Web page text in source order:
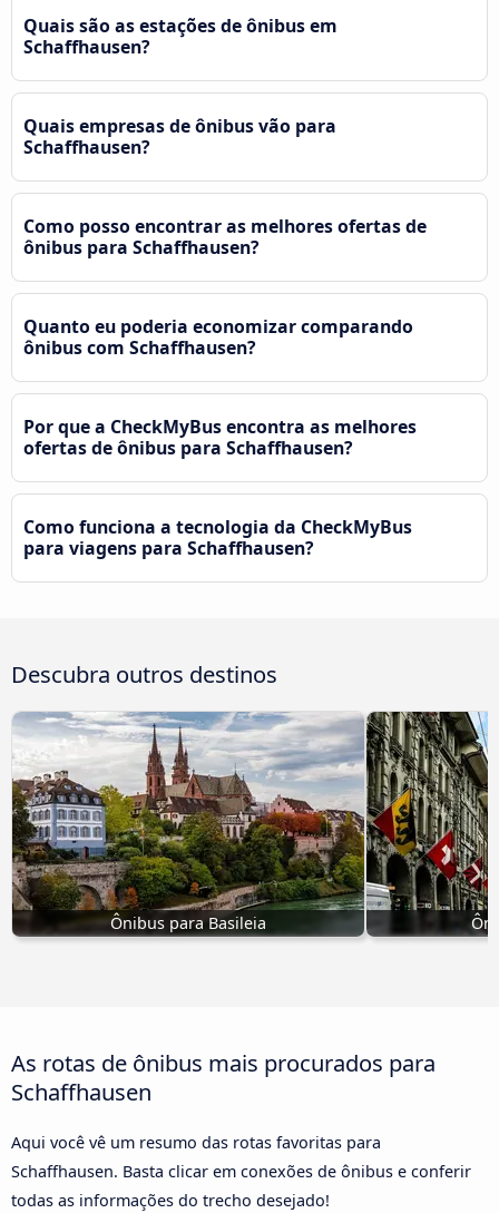
Quais são as estações de ônibus em
Schaffhausen?
Quais empresas de ônibus vão para
Schaffhausen?
Como posso encontrar as melhores ofertas de
ônibus para Schaffhausen?
Quanto eu poderia economizar comparando
ônibus com Schaffhausen?
Por que a CheckMyBus encontra as melhores
ofertas de ônibus para Schaffhausen?
Como funciona a tecnologia da CheckMyBus
para viagens para Schaffhausen?
Descubra outros destinos
Ônibus para Basileia
As rotas de ônibus mais procurados para
Schaffhausen
Aqui você vê um resumo das rotas favoritas para
Schaffhausen. Basta clicar em conexões de ônibus e conferir
todas as informações do trecho desejado!